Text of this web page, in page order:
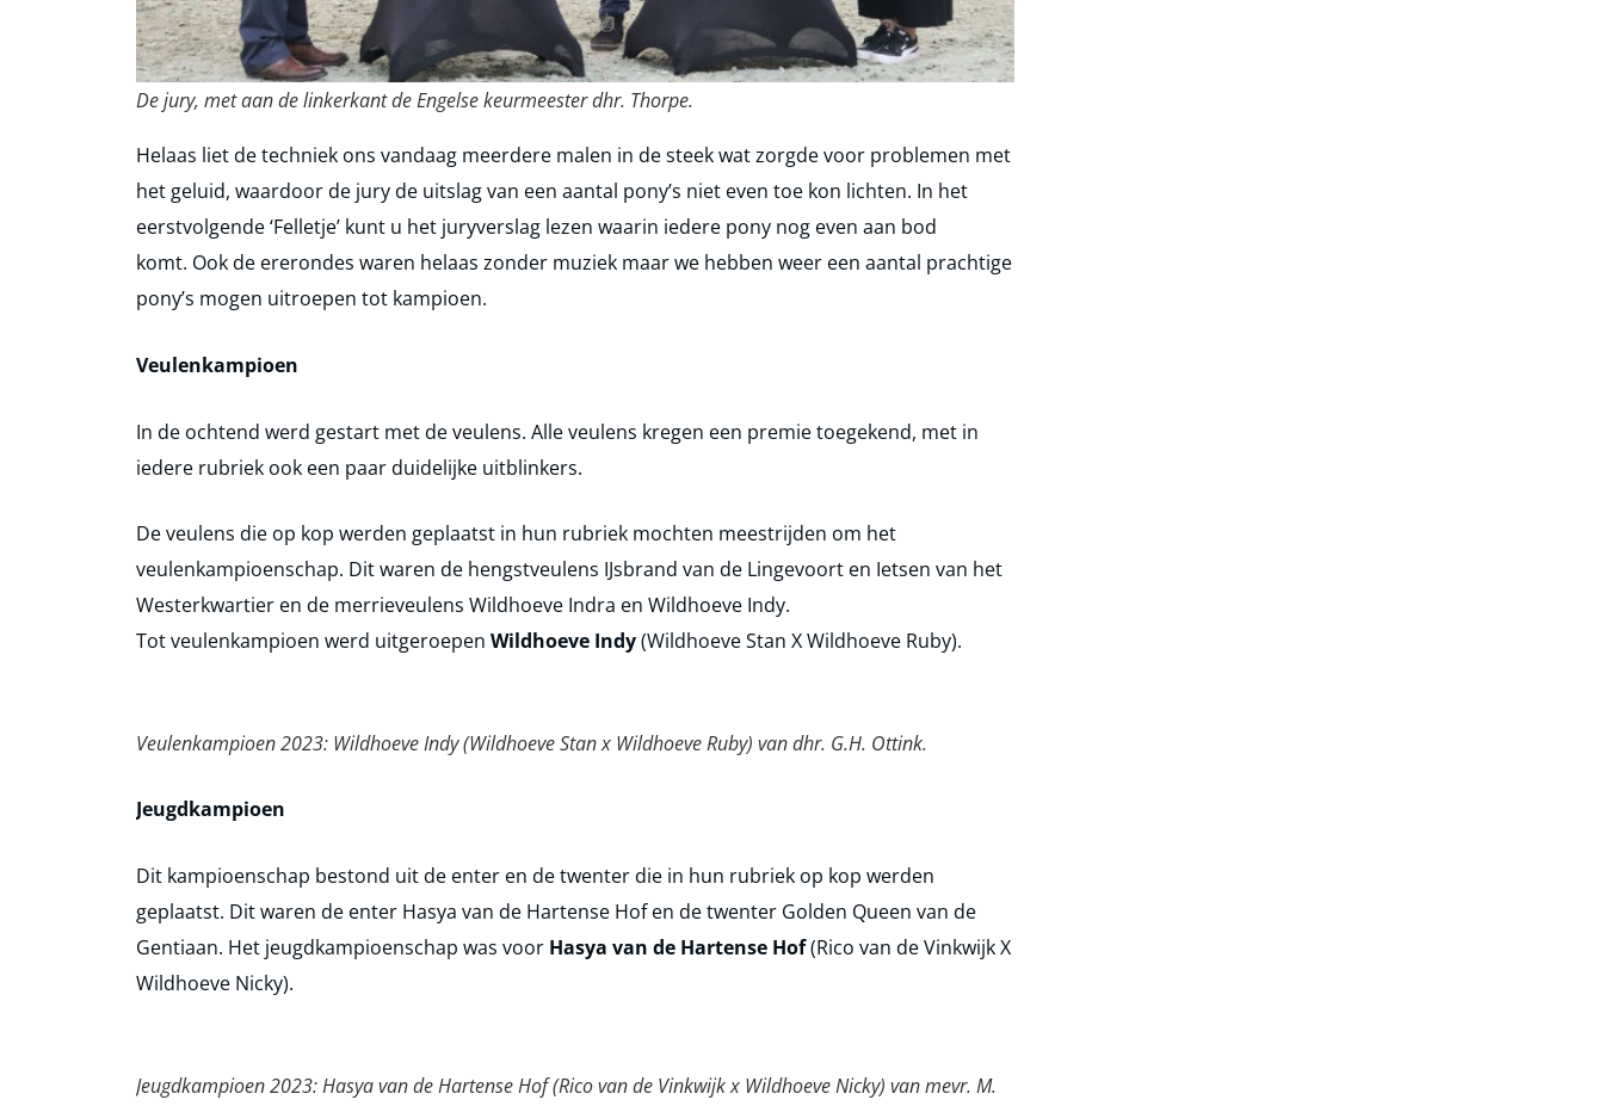
De jury, met aan de linkerkant de Engelse keurmeester dhr. Thorpe.
Helaas liet de techniek ons vandaag meerdere malen in de steek wat zorgde voor problemen met
het geluid, waardoor de jury de uitslag van een aantal pony’s niet even toe kon lichten. In het
eerstvolgende ‘Felletje’ kunt u het juryverslag lezen waarin iedere pony nog even aan bod
komt. Ook de ererondes waren helaas zonder muziek maar we hebben weer een aantal prachtige
pony’s mogen uitroepen tot kampioen.
Veulenkampioen
In de ochtend werd gestart met de veulens. Alle veulens kregen een premie toegekend, met in
iedere rubriek ook een paar duidelijke uitblinkers.
De veulens die op kop werden geplaatst in hun rubriek mochten meestrijden om het
veulenkampioenschap. Dit waren de hengstveulens IJsbrand van de Lingevoort en Ietsen van het
Westerkwartier en de merrieveulens Wildhoeve Indra en Wildhoeve Indy.
Tot veulenkampioen werd uitgeroepen Wildhoeve Indy(Wildhoeve Stan X Wildhoeve Ruby).
Veulenkampioen 2023: Wildhoeve Indy (Wildhoeve Stan x Wildhoeve Ruby) van dhr. G.H. Ottink.
Jeugdkampioen
Dit kampioenschap bestond uit de enter en de twenter die in hun rubriek op kop werden
geplaatst. Dit waren de enter Hasya van de Hartense Hof en de twenter Golden Queen van de
Gentiaan. Het jeugdkampioenschap was voor Hasya van de Hartense Hof(Rico van de Vinkwijk X
Wildhoeve Nicky).
Jeugdkampioen 2023: Hasya van de Hartense Hof (Rico van de Vinkwijk x Wildhoeve Nicky) van mevr. M.